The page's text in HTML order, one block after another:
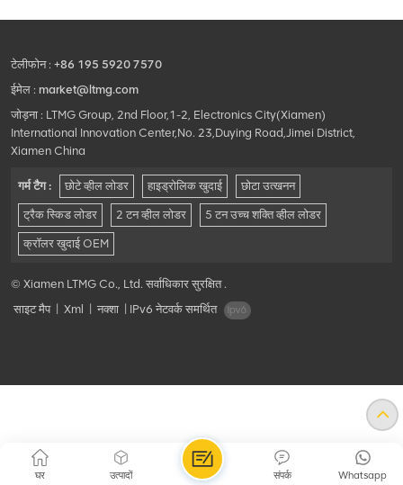
टेलीफोन : +86 195 5920 7570
ईमेल : market@ltmg.com
जोड़ना : LTMG Group, 2nd Floor,1-2, Electronics City(Xiamen)
International Innovation Center,No. 23,Duying Road,Jimei District,
Xiamen China
गर्म टैग : छोटे व्हील लोडर हाइड्रोलिक खुदाई छोटा उत्खनन
ट्रैक स्किड लोडर 2 टन व्हील लोडर 5 टन उच्च शक्ति व्हील लोडर
क्रॉलर खुदाई OEM
© Xiamen LTMG Co., Ltd. सर्वाधिकार सुरक्षित .
साइट मैप
Xml नक्शा IPv6 नेटवर्क समर्थित
घर उत्पादों Whatsapp
संपर्क